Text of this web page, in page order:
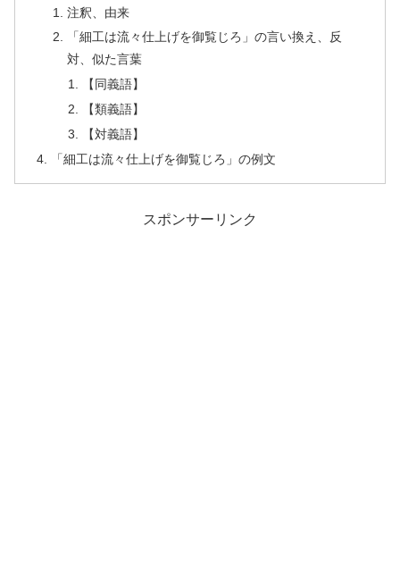
注釈、由来
「細工は流々仕上げを御覧じろ」の言い換え、反
対、似た言葉
【同義語】
【類義語】
【対義語】
「細工は流々仕上げを御覧じろ」の例文
スポンサーリンク